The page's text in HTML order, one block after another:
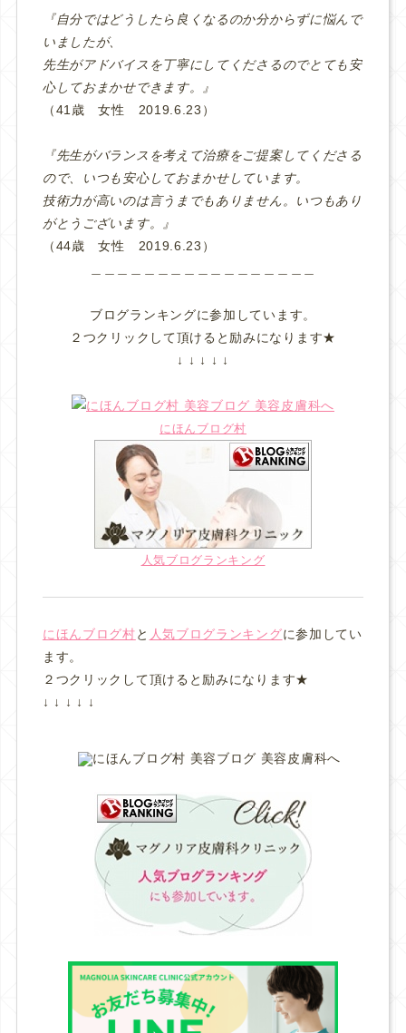
『自分ではどうしたら良くなるのか分からずに悩んで
いましたが、
先生がアドバイスを丁寧にしてくださるのでとても安
心しておまかせできます。』
（41歳 女性 2019.6.23）
『先生がバランスを考えて治療をご提案してくださる
ので、いつも安心しておまかせしています。
技術力が高いのは言うまでもありません。いつもあり
がとうございます。』
（44歳 女性 2019.6.23）
ブログランキングに参加しています。
２つクリックして頂けると励みになります★
↓ ↓ ↓ ↓ ↓
にほんブログ村
人気ブログランキング
にほんブログ村と 人気ブログランキングに参加してい
ます。
２つクリックして頂けると励みになります★
↓ ↓ ↓ ↓ ↓